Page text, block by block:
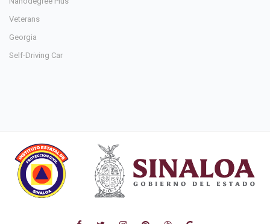
Veterans
Georgia
Self-Driving Car